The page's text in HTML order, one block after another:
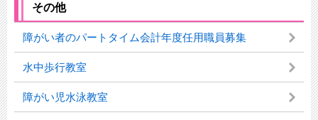
その他
障がい者のパートタイム会計年度任用職員募集
水中歩行教室
障がい児水泳教室